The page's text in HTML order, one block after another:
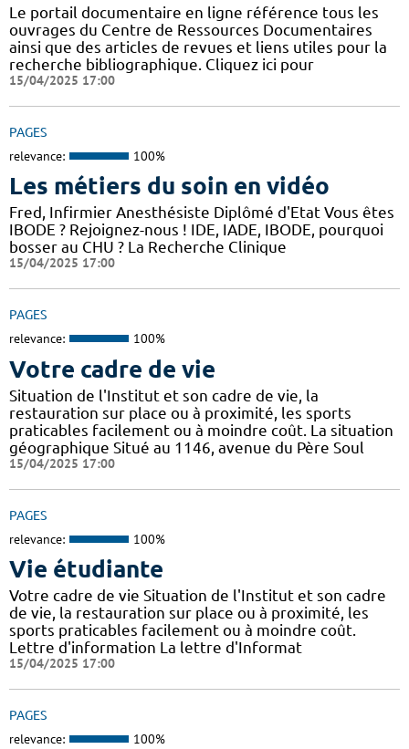
Le portail documentaire en ligne référence tous les
ouvrages du Centre de Ressources Documentaires
ainsi que des articles de revues et liens utiles pour la
recherche bibliographique. Cliquez ici pour
15/04/2025 17:00
PAGES
relevance: 100%
Les métiers du soin en vidéo
Fred, Infirmier Anesthésiste Diplômé d'Etat Vous êtes
IBODE ? Rejoignez-nous ! IDE, IADE, IBODE, pourquoi
bosser au CHU ? La Recherche Clinique
15/04/2025 17:00
PAGES
relevance: 100%
Votre cadre de vie
Situation de l'Institut et son cadre de vie, la
restauration sur place ou à proximité, les sports
praticables facilement ou à moindre coût. La situation
géographique Situé au 1146, avenue du Père Soul
15/04/2025 17:00
PAGES
relevance: 100%
Vie étudiante
Votre cadre de vie Situation de l'Institut et son cadre
de vie, la restauration sur place ou à proximité, les
sports praticables facilement ou à moindre coût.
Lettre d'information La lettre d'Informat
15/04/2025 17:00
PAGES
relevance: 100%